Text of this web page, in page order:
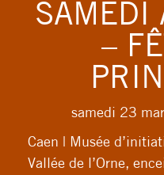
SAMEDI
–
samedi 23
Caen | Musée
Vallée de l’Orne,